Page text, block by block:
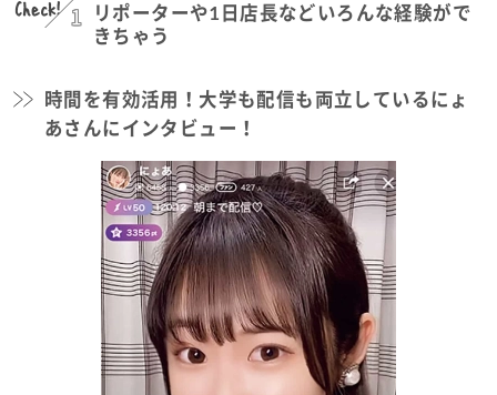
Check! 1
リポーターや1日店長などいろんな経験がで
きちゃう
時間を有効活用！大学も配信も両立しているにょ
あさんにインタビュー！